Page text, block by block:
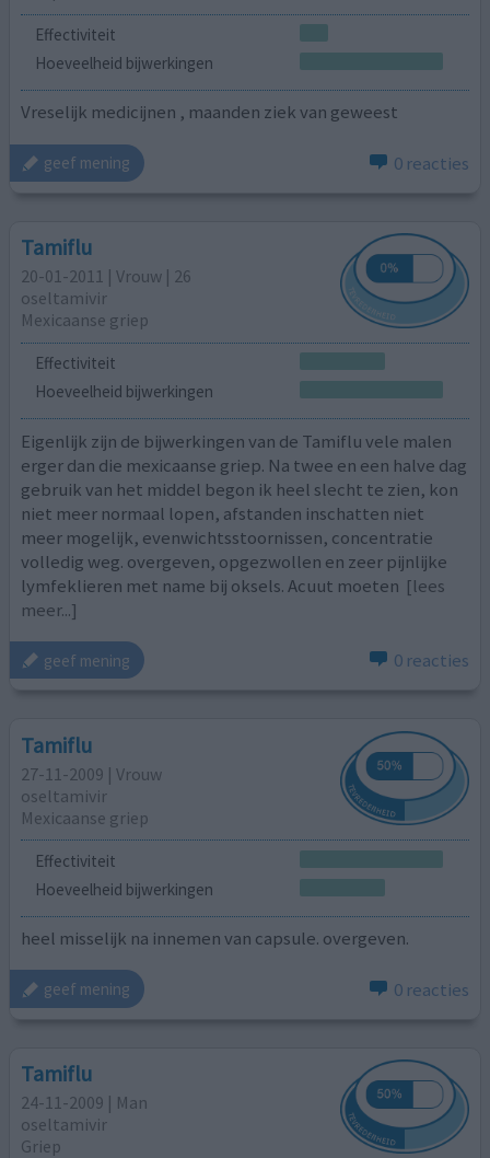
Effectiviteit
Hoeveelheid bijwerkingen
Vreselijk medicijnen , maanden ziek van geweest
geef mening 0 reacties
Tamiflu
20-01-2011 | Vrouw | 26
oseltamivir
Mexicaanse griep
Effectiviteit
Hoeveelheid bijwerkingen
Eigenlijk zijn de bijwerkingen van de Tamiflu vele malen
erger dan die mexicaanse griep. Na twee en een halve dag
gebruik van het middel begon ik heel slecht te zien, kon
niet meer normaal lopen, afstanden inschatten niet
meer mogelijk, evenwichtsstoornissen, concentratie
volledig weg. overgeven, opgezwollen en zeer pijnlijke
lymfeklieren met name bij oksels. Acuut moeten [lees
meer...]
geef mening 0 reacties
Tamiflu
27-11-2009 | Vrouw
oseltamivir
Mexicaanse griep
Effectiviteit
Hoeveelheid bijwerkingen
heel misselijk na innemen van capsule. overgeven.
geef mening 0 reacties
Tamiflu
24-11-2009 | Man
oseltamivir
Griep